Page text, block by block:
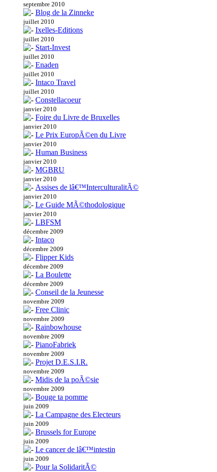
septembre 2010
Blog de la Zinneke
juillet 2010
Ixelles-Editions
juillet 2010
Start-Invest
juillet 2010
Enaden
juillet 2010
Intaco Travel
juillet 2010
Constellacoeur
janvier 2010
Foire du Livre de Bruxelles
janvier 2010
Le Prix EuropÃ©en du Livre
janvier 2010
Human Business
janvier 2010
MGBRU
janvier 2010
Assises de lâ€™InterculturalitÃ©
janvier 2010
Le Guide MÃ©thodologique
janvier 2010
LBFSM
décembre 2009
Intaco
décembre 2009
Flipper Kids
décembre 2009
La Boulette
décembre 2009
Conseil de la Jeunesse
novembre 2009
Free Clinic
novembre 2009
Rainbowhouse
novembre 2009
PianoFabriek
novembre 2009
Projet D.E.S.I.R.
novembre 2009
Midis de la poÃ©sie
novembre 2009
Bouge ta pomme
juin 2009
La Campagne des Electeurs
juin 2009
Brussels for Europe
juin 2009
Le cancer de lâ€™intestin
juin 2009
Pour la SolidaritÃ©